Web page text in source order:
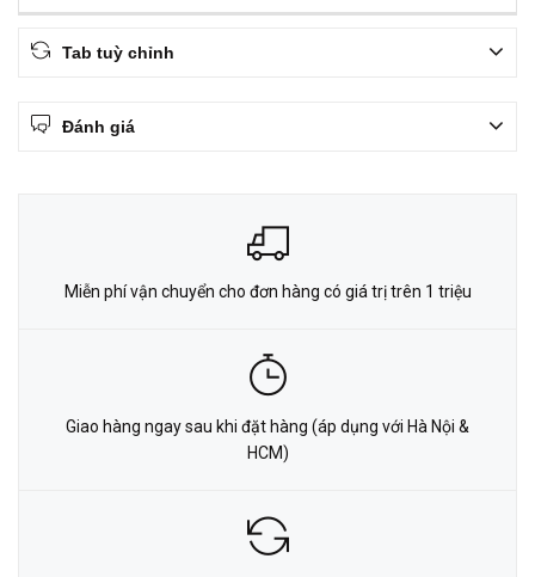
Tab tuỳ chỉnh
Đánh giá
Miễn phí vận chuyển cho đơn hàng có giá trị trên 1 triệu
Giao hàng ngay sau khi đặt hàng (áp dụng với Hà Nội &
HCM)